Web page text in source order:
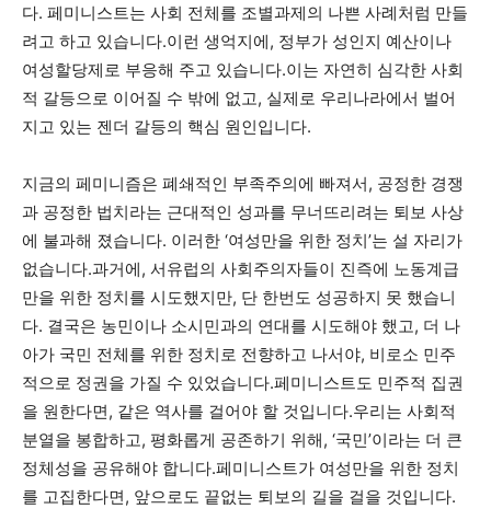
다. 페미니스트는 사회 전체를 조별과제의 나쁜 사례처럼 만들
려고 하고 있습니다.이런 생억지에, 정부가 성인지 예산이나
여성할당제로 부응해 주고 있습니다.이는 자연히 심각한 사회
적 갈등으로 이어질 수 밖에 없고, 실제로 우리나라에서 벌어
지고 있는 젠더 갈등의 핵심 원인입니다.
지금의 페미니즘은 폐쇄적인 부족주의에 빠져서, 공정한 경쟁
과 공정한 법치라는 근대적인 성과를 무너뜨리려는 퇴보 사상
에 불과해 졌습니다. 이러한 ‘여성만을 위한 정치’는 설 자리가
없습니다.과거에, 서유럽의 사회주의자들이 진즉에 노동계급
만을 위한 정치를 시도했지만, 단 한번도 성공하지 못 했습니
다. 결국은 농민이나 소시민과의 연대를 시도해야 했고, 더 나
아가 국민 전체를 위한 정치로 전향하고 나서야, 비로소 민주
적으로 정권을 가질 수 있었습니다.페미니스트도 민주적 집권
을 원한다면, 같은 역사를 걸어야 할 것입니다.우리는 사회적
분열을 봉합하고, 평화롭게 공존하기 위해, ‘국민’이라는 더 큰
정체성을 공유해야 합니다.페미니스트가 여성만을 위한 정치
를 고집한다면, 앞으로도 끝없는 퇴보의 길을 걸을 것입니다.